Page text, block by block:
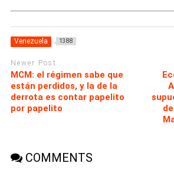
Venezuela 1388
Newer Post
MCM: el régimen sabe que
están perdidos, y la de la
derrota es contar papelito
por papelito
COMMENTS